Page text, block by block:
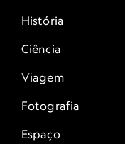
História
Ciência
Viagem
Fotografia
Espaço